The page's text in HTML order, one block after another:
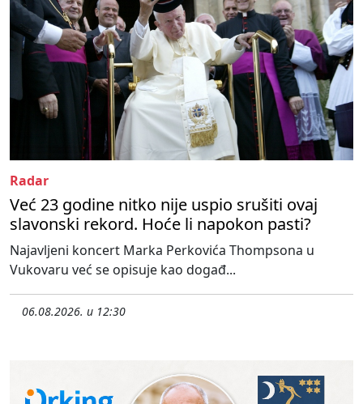
Radar
Već 23 godine nitko nije uspio srušiti ovaj
slavonski rekord. Hoće li napokon pasti?
Najavljeni koncert Marka Perkovića Thompsona u
Vukovaru već se opisuje kao događ...
06.08.2026. u 12:30